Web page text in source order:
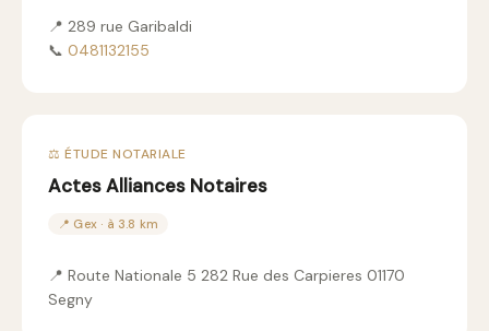
📍 289 rue Garibaldi
📞 0481132155
⚖️ ÉTUDE NOTARIALE
Actes Alliances Notaires
📍 Gex · à 3.8 km
📍 Route Nationale 5 282 Rue des Carpieres 01170
Segny